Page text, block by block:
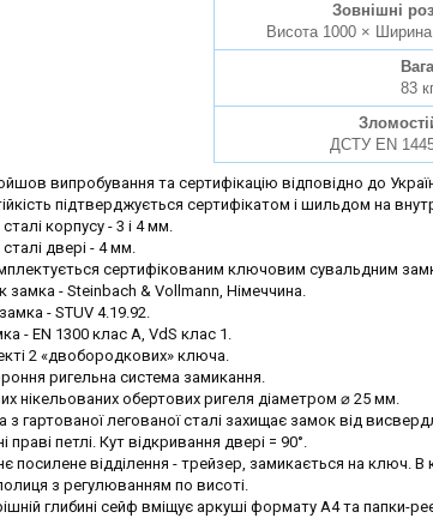
Зовнішні
Висота 1000 ×
Вага
83
ДСТУ EN
випробування та сертифікацію відповідно до
підтверджується сертифікатом і шильдом на
корпусу - 3 і 4 мм.
двері - 4 мм.
сертифікованим ключовим сувальдним
замка - Steinbach & Vollmann, Німеччина.
- STUV 4.19.92.
- EN 1300 клас A, VdS клас 1.
2 «двобородкових» ключа.
ригельна система замикання.
нікельованих обертових ригеля діаметром ⌀ 25 мм.
з гартованої легованої сталі захищає замок від
праві петлі. Кут відкривання двері = 90°.
посилене відділення - трейзер, замикається на ключ. В
з регулюванням по висоті.
глибині сейф вміщує аркуші формату А4 та папки-